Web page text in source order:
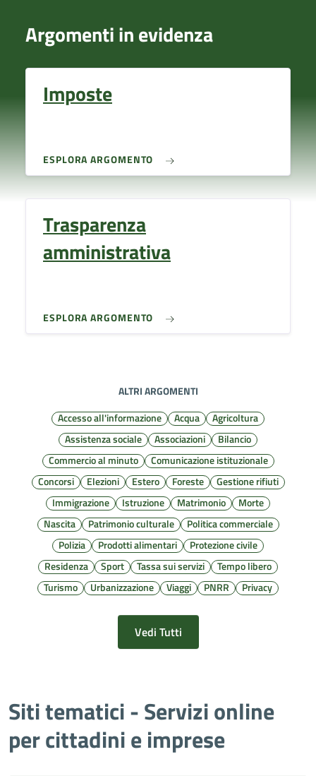
Argomenti in evidenza
Imposte
ESPLORA ARGOMENTO
Trasparenza
amministrativa
ESPLORA ARGOMENTO
ALTRI ARGOMENTI
Accesso all'informazione
Acqua
Agricoltura
Assistenza sociale
Associazioni
Bilancio
Commercio al minuto
Comunicazione istituzionale
Concorsi
Elezioni Estero Foreste
Gestione rifiuti
Immigrazione
Istruzione Matrimonio
Morte
Nascita
Patrimonio culturale
Politica commerciale
Polizia
Prodotti alimentari
Protezione civile
Residenza
Sport Tassa sui servizi
Tempo libero
Turismo
Urbanizzazione Viaggi PNRR Privacy
Vedi Tutti
Siti tematici - Servizi online
per cittadini e imprese